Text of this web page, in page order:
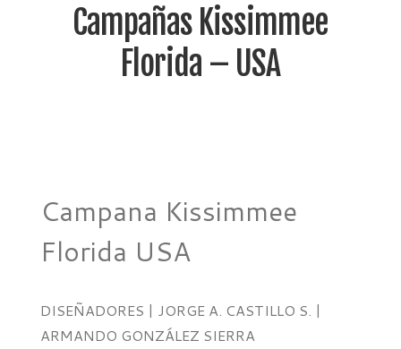
Campañas Kissimmee
Florida – USA
Campana Kissimmee
Florida USA
DISEÑADORES | JORGE A. CASTILLO S. |
ARMANDO GONZÁLEZ SIERRA